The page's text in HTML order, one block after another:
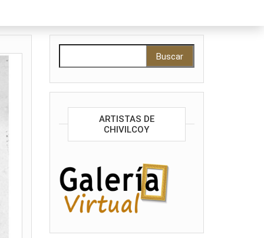
ARTISTAS DE
CHIVILCOY